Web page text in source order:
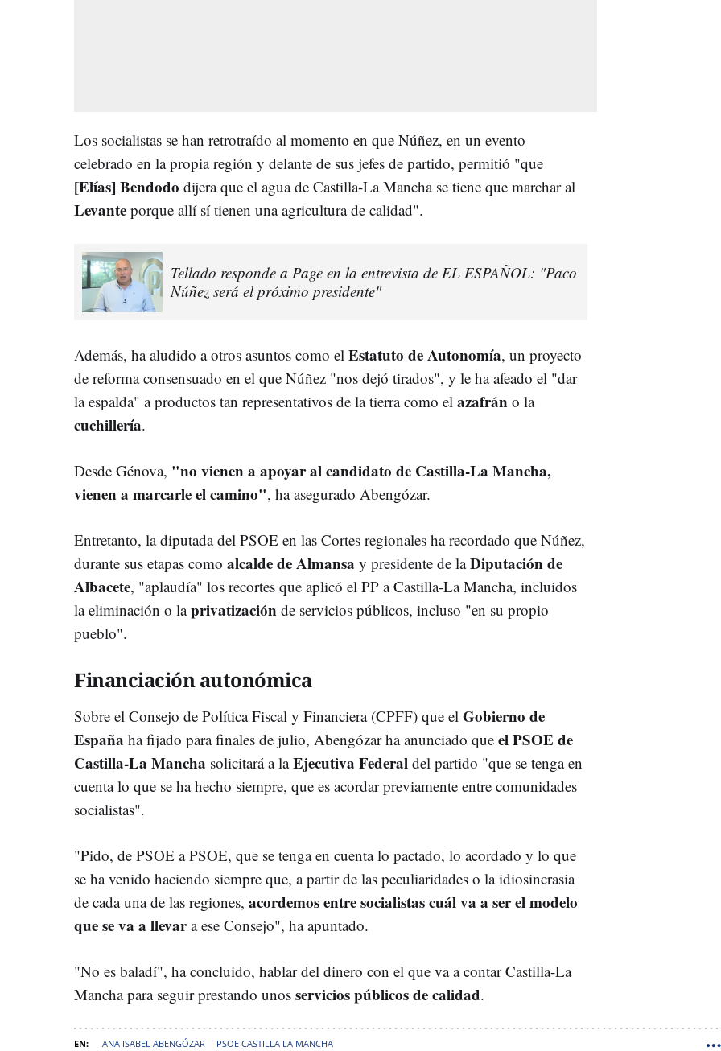
Los socialistas se han retrotraído al momento en que Núñez, en un evento
celebrado en la propia región y delante de sus jefes de partido, permitió "que
[Elías] Bendodo dijera que el agua de Castilla-La Mancha se tiene que marchar al
Levante porque allí sí tienen una agricultura de calidad".
Tellado responde a Page en la entrevista de EL ESPAÑOL: "Paco
Núñez será el próximo presidente"
Además, ha aludido a otros asuntos como el Estatuto de Autonomía, un proyecto
de reforma consensuado en el que Núñez "nos dejó tirados", y le ha afeado el "dar
la espalda" a productos tan representativos de la tierra como el azafrán o la
cuchillería.
Desde Génova, "no vienen a apoyar al candidato de Castilla-La Mancha,
vienen a marcarle el camino", ha asegurado Abengózar.
Entretanto, la diputada del PSOE en las Cortes regionales ha recordado que Núñez,
durante sus etapas como alcalde de Almansa y presidente de laDiputación de
Albacete, "aplaudía" los recortes que aplicó el PP a Castilla-La Mancha, incluidos
la eliminación o laprivatización de servicios públicos, incluso "en su propio
pueblo".
Financiación autonómica
Sobre el Consejo de Política Fiscal y Financiera (CPFF) que el Gobierno de
España ha fijado para finales de julio, Abengózar ha anunciado que el PSOE de
Castilla-La Mancha solicitará a laEjecutiva Federal del partido "que se tenga en
cuenta lo que se ha hecho siempre, que es acordar previamente entre comunidades
socialistas".
"Pido, de PSOE a PSOE, que se tenga en cuenta lo pactado, lo acordado y lo que
se ha venido haciendo siempre que, a partir de las peculiaridades o la idiosincrasia
de cada una de las regiones, acordemos entre socialistas cuál va a ser el modelo
que se va a llevara ese Consejo", ha apuntado.
"No es baladí", ha concluido, hablar del dinero con el que va a contar Castilla-La
Mancha para seguir prestando unos servicios públicos de calidad.
ANA ISABEL ABENGÓZAR PSOE CASTILLA LA MANCHA